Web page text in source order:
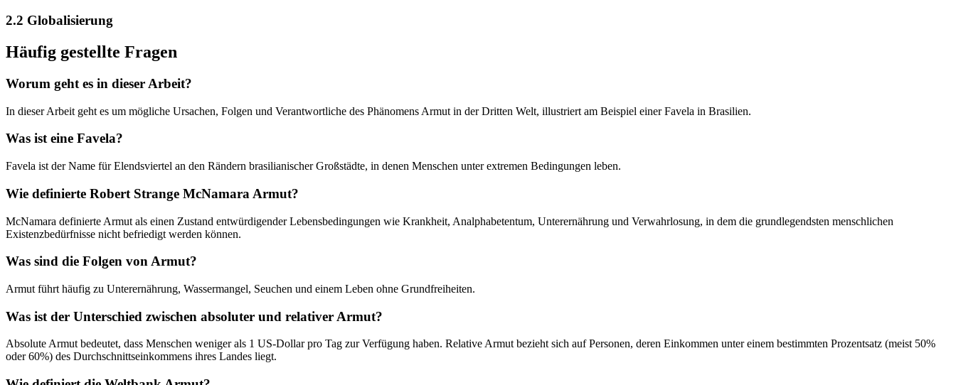
2.2 Globalisierung
Häufig gestellte Fragen
Worum geht es in dieser Arbeit?
In dieser Arbeit geht es um mögliche Ursachen, Folgen und Verantwortliche des Phänomens Armut in der Dritten Welt, illustriert am Beispiel einer Favela in Brasilien.
Was ist eine Favela?
Favela ist der Name für Elendsviertel an den Rändern brasilianischer Großstädte, in denen Menschen unter extremen Bedingungen leben.
Wie definierte Robert Strange McNamara Armut?
McNamara definierte Armut als einen Zustand entwürdigender Lebensbedingungen wie Krankheit, Analphabetentum, Unterernährung und Verwahrlosung, in dem die grundlegendsten menschlichen
Existenzbedürfnisse nicht befriedigt werden können.
Was sind die Folgen von Armut?
Armut führt häufig zu Unterernährung, Wassermangel, Seuchen und einem Leben ohne Grundfreiheiten.
Was ist der Unterschied zwischen absoluter und relativer Armut?
Absolute Armut bedeutet, dass Menschen weniger als 1 US-Dollar pro Tag zur Verfügung haben. Relative Armut bezieht sich auf Personen, deren Einkommen unter einem bestimmten Prozentsatz (meist 50%
oder 60%) des Durchschnittseinkommens ihres Landes liegt.